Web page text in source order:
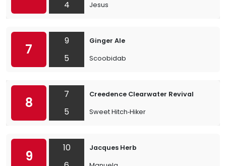
4 Jesus
7
9
5
Ginger Ale
Scoobidab
8
7
5
Creedence Clearwater Revival
Sweet Hitch‐Hiker
9
10
Jacques Herb